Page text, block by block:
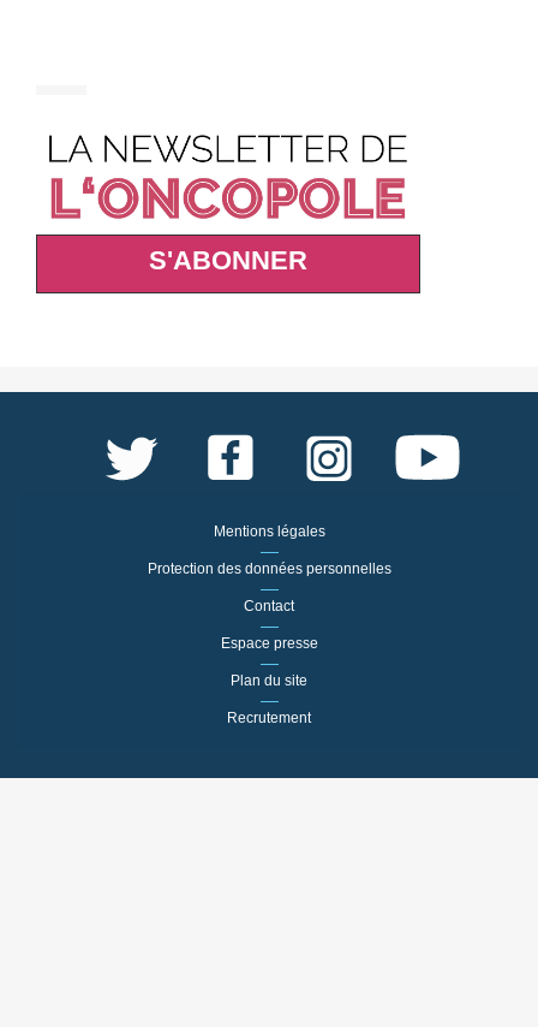
S'ABONNER
Mentions légales
Protection des données personnelles
Contact
Espace presse
Plan du site
Recrutement